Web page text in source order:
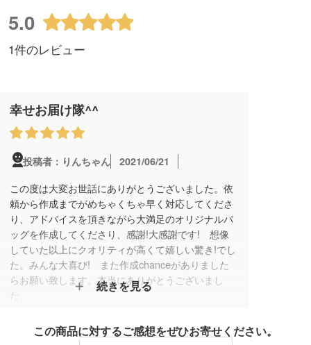
5.0
1件のレビュー
幸せお届け隊^^
投稿者：りんちゃん
2021/06/21
この度は大変お世話にありがとうございました。依
頼から作成までがめちゃくちゃ早く対応してくださ
り、アドバイスを頂きながら大満足のオリジナルバ
ッグを作成してくださり、感謝!大感謝です! 想像
していた以上にクオリティが高くて嬉しい驚き!でし
た。みんな大喜び! また作成chanceがありました
らお願い致します。本当にありがとうございまし
た。
続きを見る
この商品に対するご感想をぜひお寄せください。